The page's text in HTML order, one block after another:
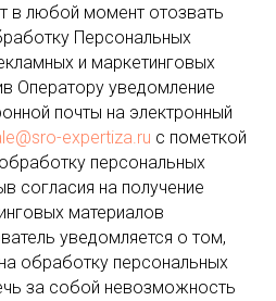
в любой момент отозвать
Персональных
и маркетинговых
Оператору уведомление
почты на электронный
expertiza.ru с пометкой
персональных
согласия на получение
материалов
уведомляется о том,
обработку персональных
за собой невозможность